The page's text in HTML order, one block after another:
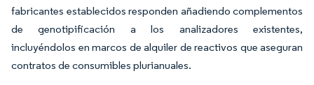
fabricantes establecidos responden añadiendo complementos
de genotipificación a los analizadores existentes,
incluyéndolos en marcos de alquiler de reactivos que aseguran
contratos de consumibles plurianuales.